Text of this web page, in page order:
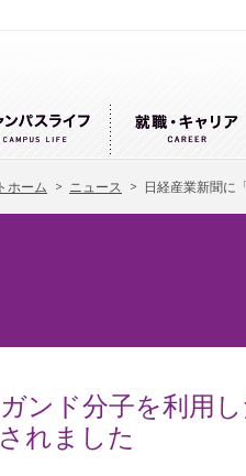
ホーム > ニュース > 日経産業新聞に
ンド分子を利用
れました